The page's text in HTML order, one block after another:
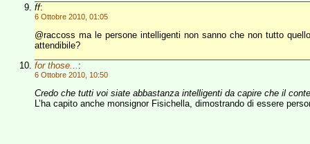
ff:
6 Ottobre 2010, 01:05
@raccoss ma le persone intelligenti non sanno che non tutto
attendibile?
for those... :
6 Ottobre 2010, 10:50
Credo che tutti voi siate abbastanza intelligenti da capire che il
L’ha capito anche monsignor Fisichella, dimostrando di essere